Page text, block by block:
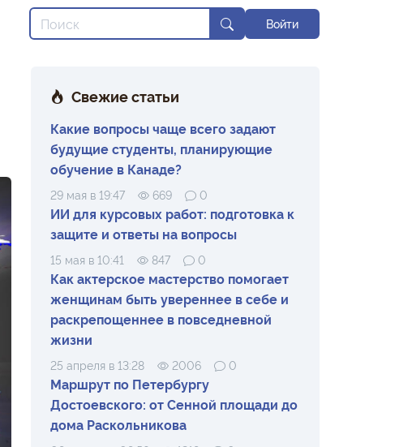
Войти
Свежие статьи
Какие вопросы чаще всего задают
будущие студенты, планирующие
обучение в Канаде?
29 мая в 19:47 669 0
ИИ для курсовых работ: подготовка к
защите и ответы на вопросы
15 мая в 10:41 847 0
Как актерское мастерство помогает
женщинам быть увереннее в себе и
раскрепощеннее в повседневной
жизни
25 апреля в 13:28 2006 0
Маршрут по Петербургу
Достоевского: от Сенной площади до
дома Раскольникова